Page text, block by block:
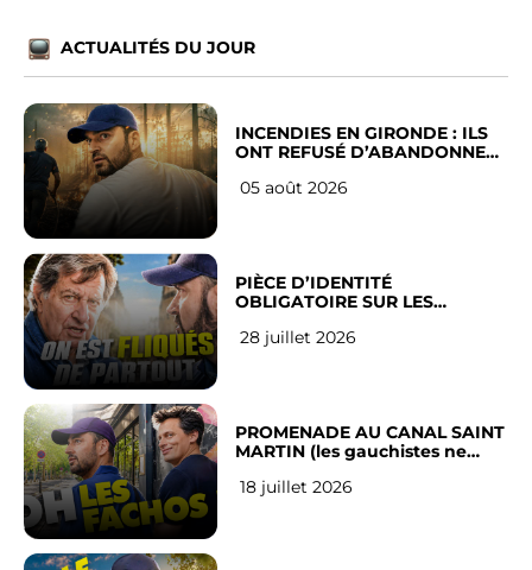
ACTUALITÉS DU JOUR
INCENDIES EN GIRONDE : ILS
ONT REFUSÉ D’ABANDONNER
05 août 2026
PIÈCE D’IDENTITÉ
OBLIGATOIRE SUR LES
Français
28 juillet 2026
PROMENADE AU CANAL SAINT
MARTIN (les gauchistes ne
18 juillet 2026